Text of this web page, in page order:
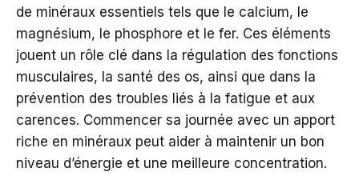
de minéraux essentiels tels que le calcium, le
magnésium, le phosphore et le fer. Ces éléments
jouent un rôle clé dans la régulation des fonctions
musculaires, la santé des os, ainsi que dans la
prévention des troubles liés à la fatigue et aux
carences. Commencer sa journée avec un apport
riche en minéraux peut aider à maintenir un bon
niveau d’énergie et une meilleure concentration.